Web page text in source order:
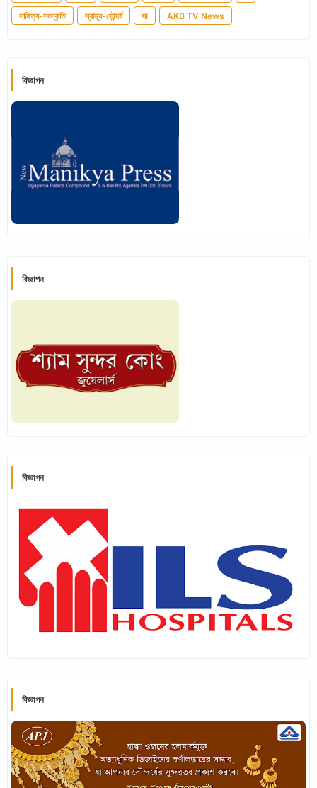
সাহিত্য-সংস্কৃতি স্বাস্থ্য-সৌন্দর্য সl AKB TV News
বিজ্ঞাপন
বিজ্ঞাপন
বিজ্ঞাপন
বিজ্ঞাপন